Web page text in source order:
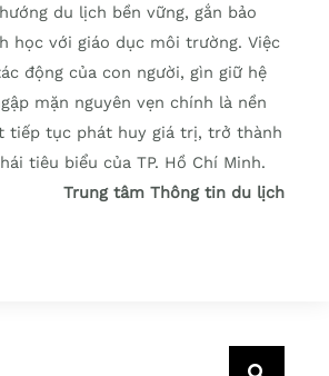
du lịch bền vững, gắn bảo
học với giáo dục môi trường. Việc
động của con người, gìn giữ hệ
mặn nguyên vẹn chính là nền
tiếp tục phát huy giá trị, trở thành
tiêu biểu của TP. Hồ Chí Minh.
Trung tâm Thông tin du lịch